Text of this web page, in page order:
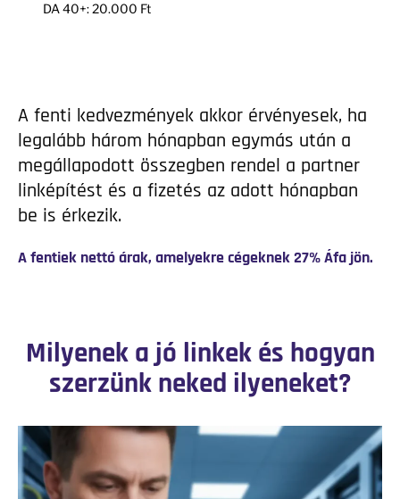
DA 40+: 20.000 Ft
A fenti kedvezmények akkor érvényesek, ha
legalább három hónapban egymás után a
megállapodott összegben rendel a partner
linképítést és a fizetés az adott hónapban
be is érkezik.
A fentiek nettó árak, amelyekre cégeknek 27% Áfa jön.
Milyenek a jó linkek és hogyan
szerzünk neked ilyeneket?